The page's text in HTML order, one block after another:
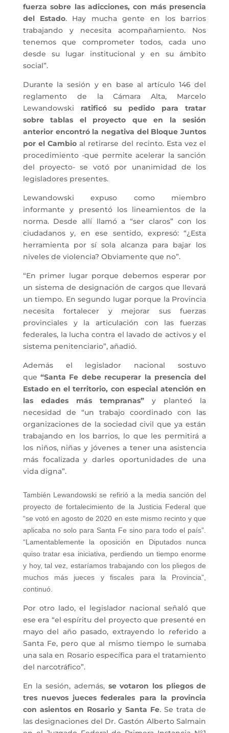
fuerza sobre las adicciones, con más presencia
del Estado. Hay mucha gente en los barrios
trabajando y necesita acompañamiento. Nos
tenemos que comprometer todos, cada uno
desde su lugar institucional y en su ámbito
social”.
Durante la sesión y en base al artículo 146 del
reglamento de la Cámara Alta, Marcelo
Lewandowski
ratificó su pedido para tratar
sobre tablas el proyecto que en la sesión
anterior encontró la negativa del Bloque Juntos
por el Cambio al retirarse del recinto. Esta vez el
procedimiento -que permite acelerar la sanción
del proyecto- se votó por unanimidad de los
legisladores presentes.
Lewandowski expuso como miembro
informante y presentó los lineamientos de la
norma. Desde allí llamó a “ser claros” con los
ciudadanos y, en ese sentido, expresó: “¿Esta
herramienta por sí sola alcanza para bajar los
niveles de violencia? Obviamente que no”.
“En primer lugar porque debemos esperar por
un sistema de designación de cargos que llevará
un tiempo. En segundo lugar porque la Provincia
necesita fortalecer y mejorar sus fuerzas
provinciales y la articulación con las fuerzas
federales, la lucha contra el lavado de activos y el
sistema penitenciario”, añadió.
Ademásel legislador nacional sostuvo
que“Santa Fe debe recuperar la presencia del
Estado en el territorio, con especial atención en
las edades más tempranas”y planteó la
necesidad de “un trabajo coordinado con las
organizaciones de la sociedad civil que ya están
trabajando en los barrios, lo que les permitirá a
los niños, niñas y jóvenes a tener una asistencia
más focalizada y darles oportunidades de una
vida digna”.
También Lewandowski se refirió a la media sanción del
proyecto de fortalecimiento de la Justicia Federal que
“se votó en agosto de 2020 en este mismo recinto y que
aplicaba no solo para Santa Fe sino para todo el país”.
“Lamentablemente la oposición en Diputados nunca
quiso tratar esa iniciativa, perdiendo un tiempo enorme
y hoy, tal vez, estaríamos trabajando con los pliegos de
muchos más jueces y fiscales para la Provincia”,
continuó.
Por otro lado, el legislador nacional señaló que
ese era “el espíritu del proyecto que presenté en
mayo del año pasado, extrayendo lo referido a
Santa Fe, pero que al mismo tiempo le sumaba
una sala en Rosario específica para el tratamiento
del narcotráfico”.
En la sesión, además, se votaron los pliegos de
tres nuevos jueces federales para la provincia
con asientos en Rosario y Santa Fe. Se trata de
las designaciones del Dr. Gastón Alberto Salmain